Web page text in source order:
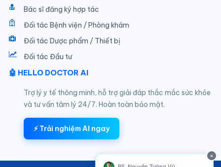
×
Bác sĩ đăng ký hợp tác
Đối tác Bệnh viện / Phòng khám
Đối tác Dược phẩm / Thiết bị
Đối tác Đầu tư
🤖 HELLO DOCTOR AI
Trợ lý y tế thông minh, hỗ trợ giải đáp thắc mắc sức khỏe
và tư vấn tâm lý 24/7. Hoàn toàn bảo mật.
⚡ Trải nghiệm AI ngay